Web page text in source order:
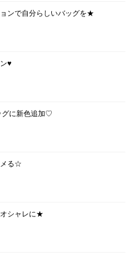
ンで自分らしいバッグを★
♥
グに新色追加♡
メる☆
シャレに★